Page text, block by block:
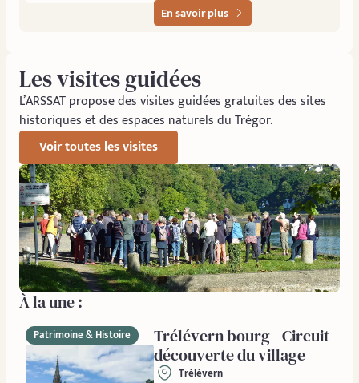
En savoir plus
Les visites guidées
L’ARSSAT propose des visites guidées gratuites des sites
historiques et des espaces naturels du Trégor.
Voir toutes les visites
À la une :
Patrimoine & Histoire
Trélévern bourg - Circuit
découverte du village
Trélévern